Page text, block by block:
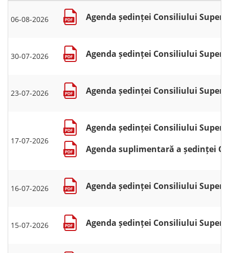
06-08-2026 Agenda ședinței Consiliului
30-07-2026 Agenda ședinței Consiliului
23-07-2026 Agenda ședinței Consiliului
17-07-2026
Agenda ședinței Consiliului
Agenda suplimentară a ședinței
16-07-2026 Agenda ședinței Consiliului
15-07-2026 Agenda ședinței Consiliului